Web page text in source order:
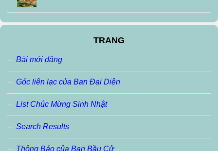
TRANG
Bài mới đăng
Góc liên lạc của Ban Đại Diện
List Chúc Mừng Sinh Nhật
Search Results
Thông Báo của Ban Bầu Cử